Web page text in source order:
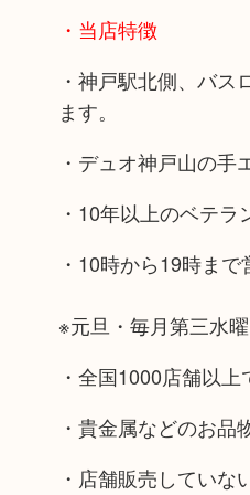
・当店特徴
・神戸駅北側、バ
ます。
・デュオ神戸山の手
・10年以上のベテラ
・10時から19時まで
※元旦・毎月第三水曜
・全国1000店舗以
・貴金属などのお品
・店舗販売していな